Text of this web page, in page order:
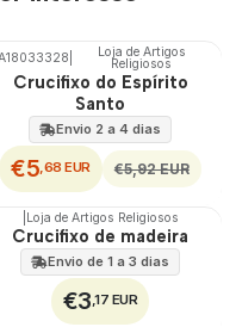
Loja de Artigos
Religiosos
Crucifixo do Espírito
Santo
Envio 2 a 4 dias
€5,68 EUR €5,92 EUR
Loja de Artigos Religiosos
Crucifixo de madeira
Envio de 1 a 3 dias
€3,17 EUR